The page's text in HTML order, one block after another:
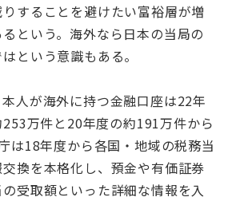
することを避けたい富裕層が増
という。海外なら日本の当局の
という意識もある。
人が海外に持つ金融口座は22年
万件と20年度の約191万件から
は18年度から各国・地域の税務当
換を本格化し、預金や有価証券
受取額といった詳細な情報を入